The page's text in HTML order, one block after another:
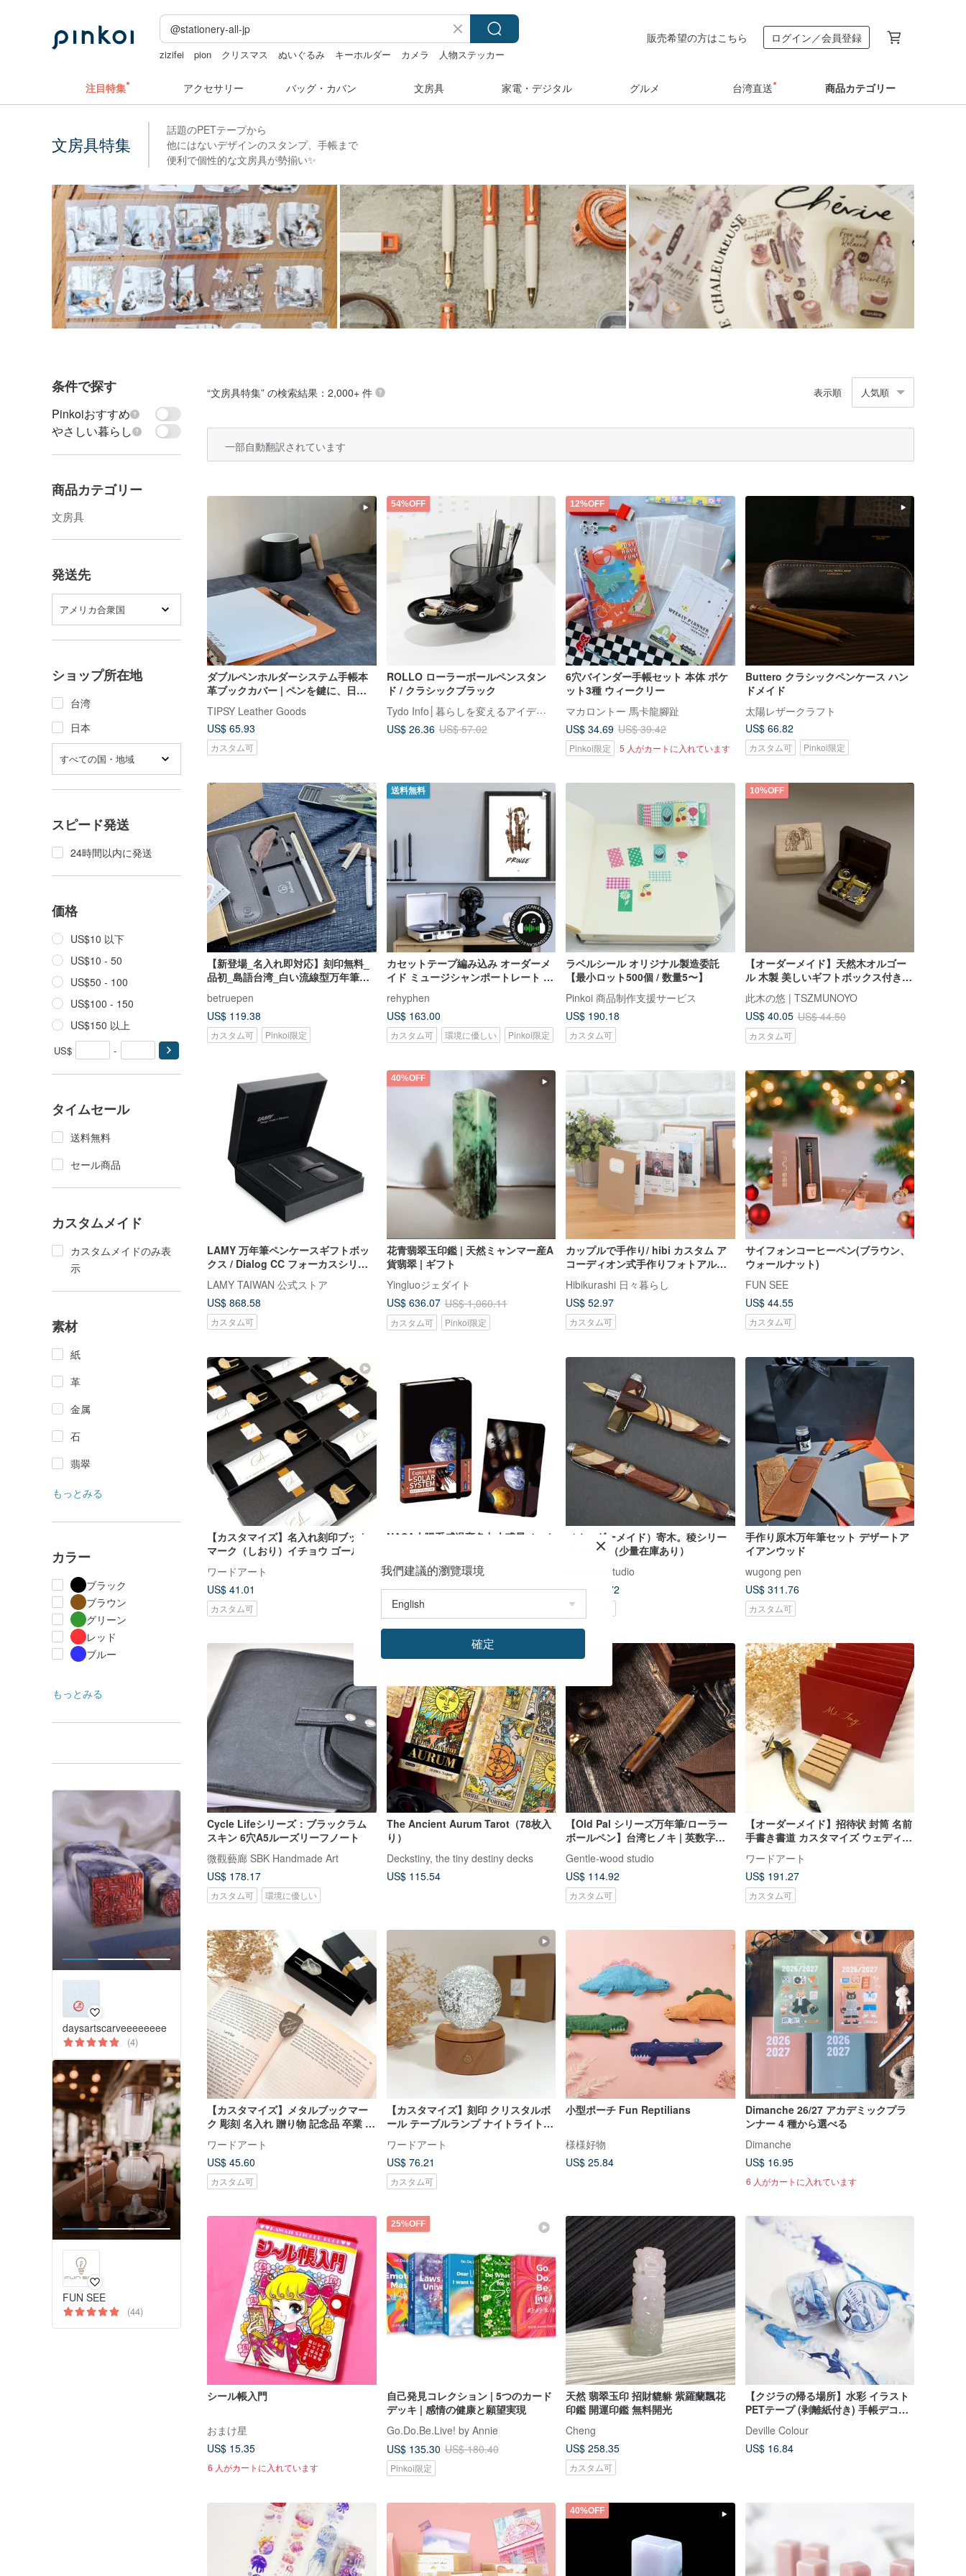
zizifei pion クリスマス ぬいぐるみ キーホルダー カメラ
人物ステッカー
販売希望の方はこちら ログイン／会員登録
注目特集 アクセサリー バッグ・カバン 文房具 家電・デジタル グルメ 台湾直送 商品カテゴリー
文房具特集
話題のPETテープから
他にはないデザインのスタンプ、手帳まで
便利で個性的な文房具が勢揃い✨
条件で探す
Pinkoiおすすめ
やさしい暮らし
商品カテゴリー
文房具
発送先
アメリカ合衆国
ショップ所在地
台湾
日本
すべての国・地域
スピード発送
24時間以内に発送
価格
US$10 以下
US$10 - 50
US$50 - 100
US$100 - 150
US$150 以上
US$ -
タイムセール
送料無料
セール商品
カスタムメイド
カスタムメイドのみ表
示
素材
紙
革
金属
石
翡翠
もっとみる
カラー
ブラック
ブラウン
グリーン
レッド
ブルー
もっとみる
daysartscarveeeeeeee
(4)
FUN SEE
(44)
“文房具特集” の検索結果：2,000+ 件 表示順 人気順
一部自動翻訳されています
ダブルペンホルダーシステム手帳本
革ブックカバー | ペンを鍵に、日常
TIPSY Leather Goods
US$ 65.93
カスタム可
54%OFF
ROLLO ローラーボールペンスタン
ド / クラシックブラック
Tydo Info│暮らしを変えるアイデア雑貨
US$ 26.36 US$ 57.02
12%OFF
6穴バインダー手帳セット 本体 ポケ
ット3種 ウィークリー
マカロントー 馬卡龍腳趾
US$ 34.69 US$ 39.42
Pinkoi限定 5 人がカートに入れています
Buttero クラシックペンケース ハン
ドメイド
太陽レザークラフト
US$ 66.82
カスタム可 Pinkoi限定
【新登場_名入れ即対応】刻印無料_
品初_島語台湾_白い流線型万年筆
betruepen
US$ 119.38
カスタム可 Pinkoi限定
送料無料
カセットテープ編み込み オーダーメ
イド ミュージシャンポートレート |
マンチックなカセットテープギフト
rehyphen
US$ 163.00
カスタム可 環境に優しい Pinkoi限定
ラベルシール オリジナル製造委託
【最小ロット500個 / 数量5〜】
Pinkoi 商品制作支援サービス
US$ 190.18
カスタム可
10%OFF
【オーダーメイド】天然木オルゴー
ル 木製 美しいギフトボックス付き
デザイン
此木の悠 | TSZMUNOYO
US$ 40.05 US$ 44.50
カスタム可
LAMY 万年筆ペンケースギフトボッ
クス / Dialog CC フォーカスシリー
ズ - オールブラック 極黒
LAMY TAIWAN 公式ストア
US$ 868.58
カスタム可
40%OFF
花青翡翠玉印鑑 | 天然ミャンマー産A
貨翡翠 | ギフト
Yingluoジェダイト
US$ 636.07 US$ 1,060.11
カスタム可 Pinkoi限定
カップルで手作り/ hibi カスタム ア
コーディオン式手作りフォトアルバ
ム【ミルクティーキャメル】記念日
ギフト
Hibikurashi 日々暮らし
US$ 52.97
カスタム可
サイフォンコーヒーペン(ブラウン、
ウォールナット)
FUN SEE
US$ 44.55
カスタム可
【カスタマイズ】名入れ刻印ブック
マーク（しおり）イチョウ ゴールド
シルバー 英語 中国語対応 ギフト
ワードアート
US$ 41.01
カスタム可
NASA太陽系感温変色九大惑星ノート
Mr.Sci科学工場
US$ 17.38
（オーダーメイド）寄木。稜シリー
ズ 万年筆（少量在庫あり）
dahsiungstudio
US$ 124.72
カスタム可
手作り原木万年筆セット デザートア
イアンウッド
wugong pen
US$ 311.76
カスタム可
Cycle Lifeシリーズ：ブラックラム
スキン 6穴A5ルーズリーフノート
微觀藝廊 SBK Handmade Art
US$ 178.17
カスタム可 環境に優しい
The Ancient Aurum Tarot（78枚入
り）
Deckstiny, the tiny destiny decks
US$ 115.54
【Old Pal シリーズ万年筆/ローラー
ボールペン】台湾ヒノキ | 英数字・
Gentle-wood studio
US$ 114.92
カスタム可
【オーダーメイド】招待状 封筒 名前
手書き書道 カスタマイズ ウェディン
ワードアート
US$ 191.27
カスタム可
【カスタマイズ】メタルブックマー
ク 彫刻 名入れ 贈り物 記念品 卒業 退
職 先生 プレゼント
ワードアート
US$ 45.60
カスタム可
【カスタマイズ】刻印 クリスタルボ
ール テーブルランプ ナイトライト
卒業 誕生日 昇進 移住 結婚
ワードアート
US$ 76.21
カスタム可
小型ポーチ Fun Reptilians
様様好物
US$ 25.84
Dimanche 26/27 アカデミックプラ
ンナー 4 種から選べる
Dimanche
US$ 16.95
6 人がカートに入れています
シール帳入門
おまけ星
US$ 15.35
6 人がカートに入れています
25%OFF
自己発見コレクション | 5つのカード
デッキ | 感情の健康と願望実現
Go.Do.Be.Live! by Annie
US$ 135.30 US$ 180.40
Pinkoi限定
天然 翡翠玉印 招財貔貅 紫羅蘭飄花
印鑑 開運印鑑 無料開光
Cheng
US$ 258.35
カスタム可
【クジラの帰る場所】水彩 イラスト
PETテープ (剥離紙付き) 手帳デコレ
ーション 海の生き物
Deville Colour
US$ 16.84
40%OFF
我們建議的瀏覽環境
確定